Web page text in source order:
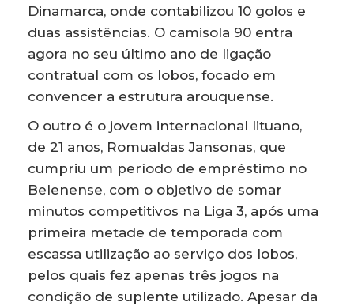
Dinamarca, onde contabilizou 10 golos e
duas assistências. O camisola 90 entra
agora no seu último ano de ligação
contratual com os lobos, focado em
convencer a estrutura arouquense.
O outro é o jovem internacional lituano,
de 21 anos, Romualdas Jansonas, que
cumpriu um período de empréstimo no
Belenense, com o objetivo de somar
minutos competitivos na Liga 3, após uma
primeira metade de temporada com
escassa utilização ao serviço dos lobos,
pelos quais fez apenas três jogos na
condição de suplente utilizado. Apesar da